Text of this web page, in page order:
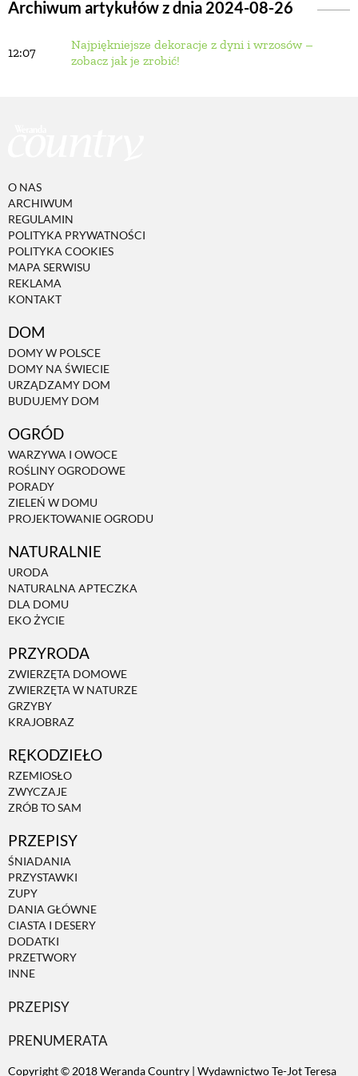
Archiwum artykułów z dnia 2024-08-26
12:07
Najpiękniejsze dekoracje z dyni i wrzosów –
zobacz jak je zrobić!
O NAS
ARCHIWUM
REGULAMIN
POLITYKA PRYWATNOŚCI
POLITYKA COOKIES
MAPA SERWISU
REKLAMA
KONTAKT
DOM
DOMY W POLSCE
DOMY NA ŚWIECIE
URZĄDZAMY DOM
BUDUJEMY DOM
OGRÓD
WARZYWA I OWOCE
ROŚLINY OGRODOWE
PORADY
ZIELEŃ W DOMU
PROJEKTOWANIE OGRODU
NATURALNIE
URODA
NATURALNA APTECZKA
DLA DOMU
EKO ŻYCIE
PRZYRODA
ZWIERZĘTA DOMOWE
ZWIERZĘTA W NATURZE
GRZYBY
KRAJOBRAZ
RĘKODZIEŁO
RZEMIOSŁO
ZWYCZAJE
ZRÓB TO SAM
PRZEPISY
ŚNIADANIA
PRZYSTAWKI
ZUPY
DANIA GŁÓWNE
CIASTA I DESERY
DODATKI
PRZETWORY
INNE
PRZEPISY
PRENUMERATA
Copyright © 2018 Weranda Country | Wydawnictwo Te-Jot Teresa
BUDUJEMY DOM
PROJEKTOWANIE OGRODU
NATURALNA APTECZKA
ZWIERZĘTA W NATURZE